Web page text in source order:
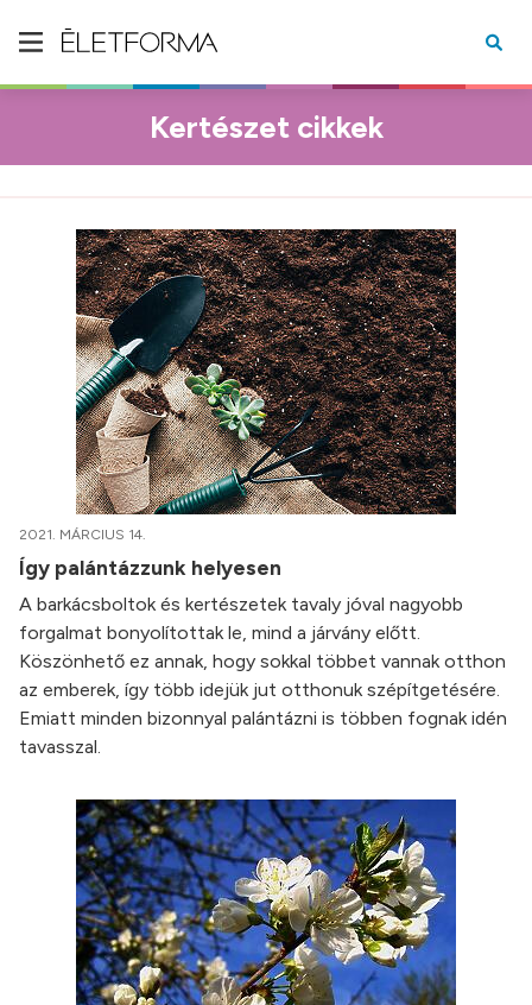
Kertészet cikkek
2021. MÁRCIUS 14.
Így palántázzunk helyesen
A barkácsboltok és kertészetek tavaly jóval nagyobb
forgalmat bonyolítottak le, mind a járvány előtt.
Köszönhető ez annak, hogy sokkal többet vannak otthon
az emberek, így több idejük jut otthonuk szépítgetésére.
Emiatt minden bizonnyal palántázni is többen fognak idén
tavasszal.